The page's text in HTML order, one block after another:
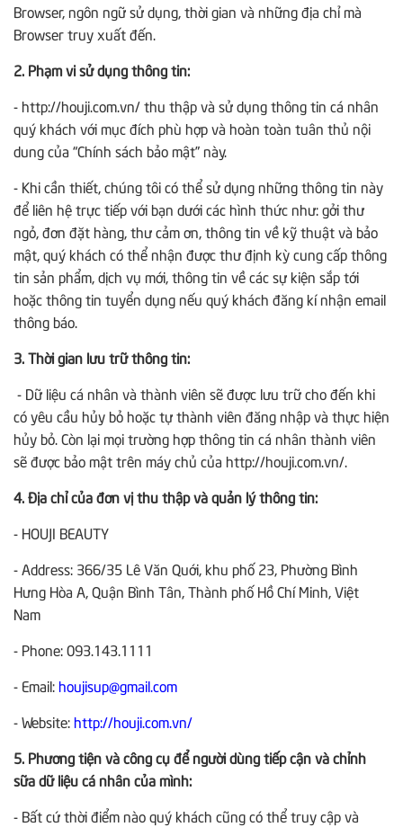
Browser, ngôn ngữ sử dụng, thời gian và những địa chỉ mà
Browser truy xuất đến.
2. Phạm vi sử dụng thông tin:
- http://houji.com.vn/ thu thập và sử dụng thông tin cá nhân
quý khách với mục đích phù hợp và hoàn toàn tuân thủ nội
dung của “Chính sách bảo mật” này.
- Khi cần thiết, chúng tôi có thể sử dụng những thông tin này
để liên hệ trực tiếp với bạn dưới các hình thức như: gởi thư
ngỏ, đơn đặt hàng, thư cảm ơn, thông tin về kỹ thuật và bảo
mật, quý khách có thể nhận được thư định kỳ cung cấp thông
tin sản phẩm, dịch vụ mới, thông tin về các sự kiện sắp tới
hoặc thông tin tuyển dụng nếu quý khách đăng kí nhận email
thông báo.
3. Thời gian lưu trữ thông tin:
- Dữ liệu cá nhân và thành viên sẽ được lưu trữ cho đến khi
có yêu cầu hủy bỏ hoặc tự thành viên đăng nhập và thực hiện
hủy bỏ. Còn lại mọi trường hợp thông tin cá nhân thành viên
sẽ được bảo mật trên máy chủ của http://houji.com.vn/.
4. Địa chỉ của đơn vị thu thập và quản lý thông tin:
- HOUJI BEAUTY
- Address: 366/35 Lê Văn Quới, khu phố 23, Phường Bình
Hưng Hòa A, Quận Bình Tân, Thành phố Hồ Chí Minh, Việt
Nam
- Phone: 093.143.1111
- Email:houjisup@gmail.com
- Website:http://houji.com.vn/
5. Phương tiện và công cụ để người dùng tiếp cận và chỉnh
sữa dữ liệu cá nhân của mình:
- Bất cứ thời điểm nào quý khách cũng có thể truy cập và